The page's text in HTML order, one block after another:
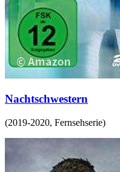
Nachtschwestern
(2019-2020, Fernsehserie)